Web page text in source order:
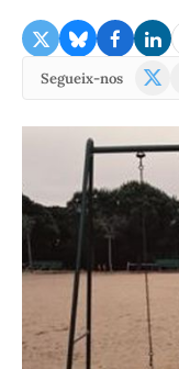
Segueix-nos
X